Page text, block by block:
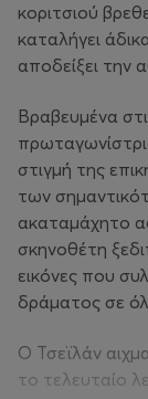
κοριτσιού
καταλήγει
αποδείξει την
Βραβευμένα
στιγμή της
των
ακαταμάχητο
σκηνοθέτη
εικόνες που
δράματος σε
Ο Τσεϊλάν
το τελευταίο